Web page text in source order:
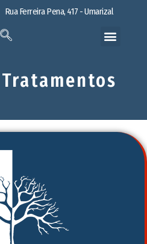
Rua Ferreira Pena, 417 - Umarizal
Tratamentos